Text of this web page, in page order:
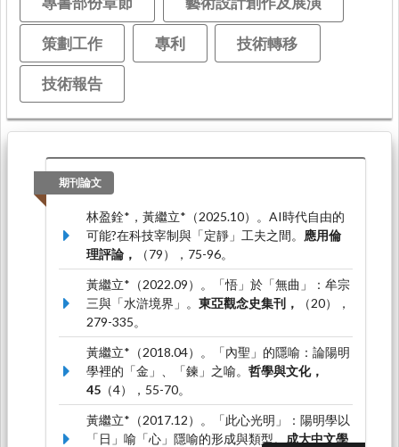
策劃工作 專利 技術轉移
技術報告
期刊論文
林盈銓*，黃繼立*（2025.10）。AI時代自由的
可能?在科技宰制與「定靜」工夫之間。 應用倫
理評論，
（79），75-96。
黃繼立*（2022.09）。「悟」於「無曲」：牟宗
三與「水滸境界」。 東亞觀念史集刊，
（20），
279-335。
黃繼立*（2018.04）。「內聖」的隱喻：論陽明
學裡的「金」、「鍊」之喻。 哲學與文化，
45 （4），55-70。
黃繼立*（2017.12）。「此心光明」：陽明學以
「日」喻「心」隱喻的形成與類型。 成大中文學